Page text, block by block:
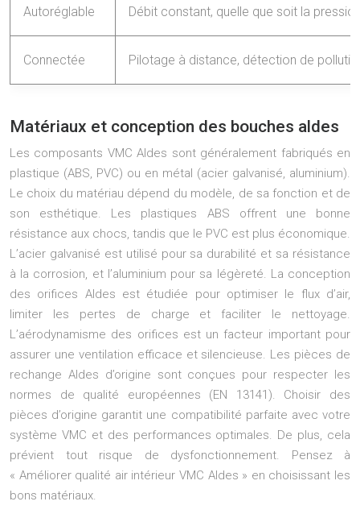
Autoréglable Débit constant, quelle que soit la
Connectée Pilotage à distance, détection de
Matériaux et conception des bouches aldes
Les composants VMC Aldes sont généralement fabriqués en
plastique (ABS, PVC) ou en métal (acier galvanisé, aluminium).
Le choix du matériau dépend du modèle, de sa fonction et de
son esthétique. Les plastiques ABS offrent une bonne
résistance aux chocs, tandis que le PVC est plus économique.
L’acier galvanisé est utilisé pour sa durabilité et sa résistance
à la corrosion, et l’aluminium pour sa légèreté. La conception
des orifices Aldes est étudiée pour optimiser le flux d’air,
limiter les pertes de charge et faciliter le nettoyage.
L’aérodynamisme des orifices est un facteur important pour
assurer une ventilation efficace et silencieuse. Les pièces de
rechange Aldes d’origine sont conçues pour respecter les
normes de qualité européennes (EN 13141). Choisir des
pièces d’origine garantit une compatibilité parfaite avec votre
système VMC et des performances optimales. De plus, cela
prévient tout risque de dysfonctionnement. Pensez à
« Améliorer qualité air intérieur VMC Aldes » en choisissant les
bons matériaux.